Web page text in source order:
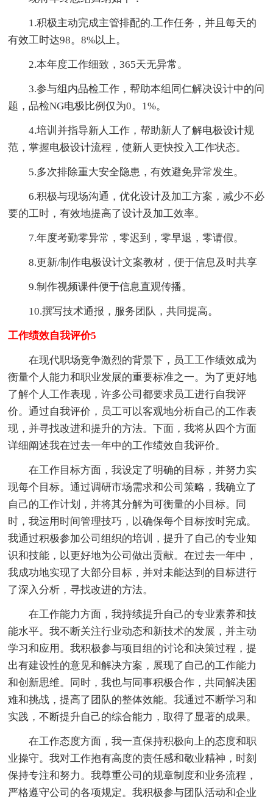
1.积极主动完成主管排配的.工作任务，并且每天的
有效工时达98。8%以上。
2.本年度工作细致，365天无异常。
3.参与组内品检工作，帮助本组同仁解决设计中的问
题，品检NG电极比例仅为0。1%。
4.培训并指导新人工作，帮助新人了解电极设计规
范，掌握电极设计流程，使新人更快投入工作状态。
5.多次排除重大安全隐患，有效避免异常发生。
6.积极与现场沟通，优化设计及加工方案，减少不必
要的工时，有效地提高了设计及加工效率。
7.年度考勤零异常，零迟到，零早退，零请假。
8.更新/制作电极设计文案教材，便于信息及时共享
9.制作视频课件便于信息直观传播。
10.撰写技术通报，服务团队，共同提高。
工作绩效自我评价5
在现代职场竞争激烈的背景下，员工工作绩效成为
衡量个人能力和职业发展的重要标准之一。为了更好地
了解个人工作表现，许多公司都要求员工进行自我评
价。通过自我评价，员工可以客观地分析自己的工作表
现，并寻找改进和提升的方法。下面，我将从四个方面
详细阐述我在过去一年中的工作绩效自我评价。
在工作目标方面，我设定了明确的目标，并努力实
现每个目标。通过调研市场需求和公司策略，我确立了
自己的工作计划，并将其分解为可衡量的小目标。同
时，我运用时间管理技巧，以确保每个目标按时完成。
我通过积极参加公司组织的培训，提升了自己的专业知
识和技能，以更好地为公司做出贡献。在过去一年中，
我成功地实现了大部分目标，并对未能达到的目标进行
了深入分析，寻找改进的方法。
在工作能力方面，我持续提升自己的专业素养和技
能水平。我不断关注行业动态和新技术的发展，并主动
学习和应用。我积极参与项目组的讨论和决策过程，提
出有建设性的意见和解决方案，展现了自己的工作能力
和创新思维。同时，我也与同事积极合作，共同解决困
难和挑战，提高了团队的整体效能。我通过不断学习和
实践，不断提升自己的综合能力，取得了显著的成果。
在工作态度方面，我一直保持积极向上的态度和职
业操守。我对工作抱有高度的责任感和敬业精神，时刻
保持专注和努力。我尊重公司的规章制度和业务流程，
严格遵守公司的各项规定。我积极参与团队活动和企业